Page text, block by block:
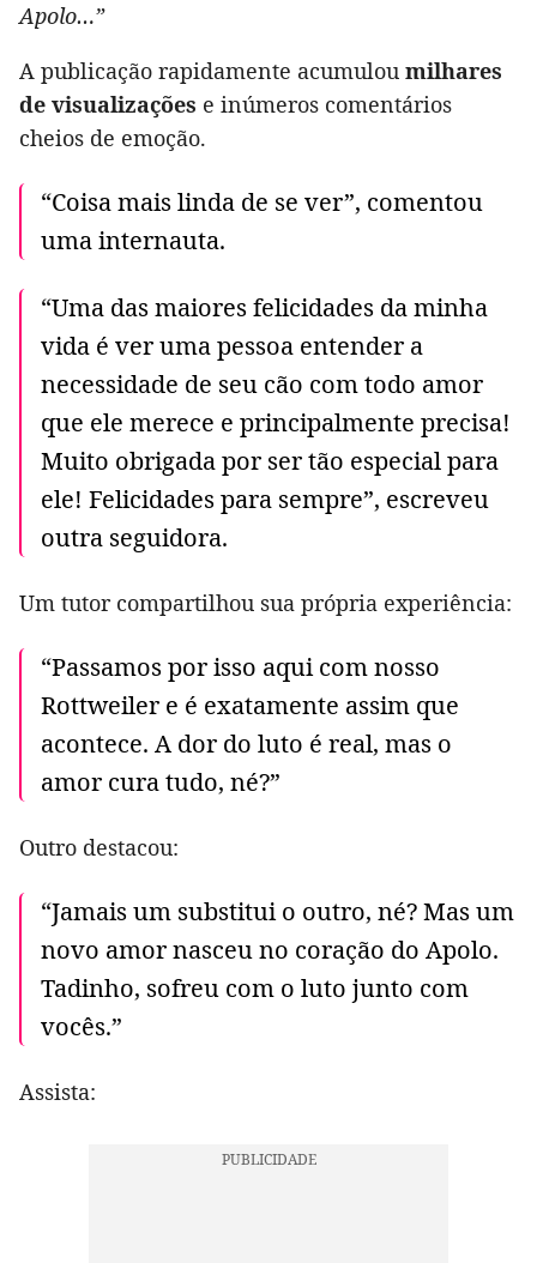
Apolo…”
A publicação rapidamente acumulou milhares
de visualizações e inúmeros comentários
cheios de emoção.
“Coisa mais linda de se ver”, comentou
uma internauta.
“Uma das maiores felicidades da minha
vida é ver uma pessoa entender a
necessidade de seu cão com todo amor
que ele merece e principalmente precisa!
Muito obrigada por ser tão especial para
ele! Felicidades para sempre”, escreveu
outra seguidora.
Um tutor compartilhou sua própria experiência:
“Passamos por isso aqui com nosso
Rottweiler e é exatamente assim que
acontece. A dor do luto é real, mas o
amor cura tudo, né?”
Outro destacou:
“Jamais um substitui o outro, né? Mas um
novo amor nasceu no coração do Apolo.
Tadinho, sofreu com o luto junto com
vocês.”
Assista: